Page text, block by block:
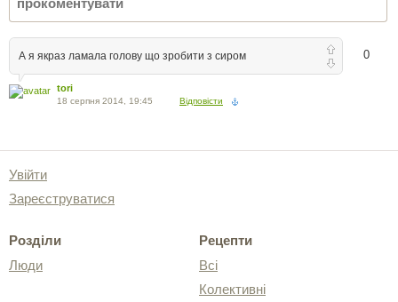
0
А я якраз ламала голову що зробити з сиром
tori
18 серпня 2014, 19:45 Відповісти
Увійти
Зареєструватися
Розділи
Люди
Рецепти
Всі
Колективні